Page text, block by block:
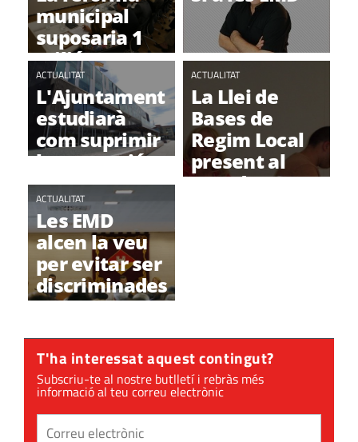
municipal
suposaria 1
milió
d'estalvi en
sous de
polítics per
mandat
ACTUALITAT
L'Ajuntament
estudiarà
com suprimir
la prestació
de serveis no
obligatoris
ACTUALITAT
La Llei de
Bases de
Regim Local
present al
torn de
ACTUALITAT
Les EMD
alcen la veu
per evitar ser
discriminades
T'ha interessat aquest contingut?
Subscriu-te al nostre butlletí i rebràs més
informació al teu correu electrònic